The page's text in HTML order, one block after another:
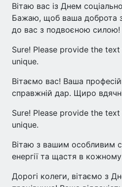
Вітаю вас із Днем
Бажаю, щоб ваша доброта
до вас з подвоєною силою!
Sure! Please provide the
unique.
Вітаємо вас! Ваша
справжній дар. Щиро
Sure! Please provide the
unique.
Вітаю з вашим особливим
енергії та щастя в
Дорогі колеги, вітаємо з